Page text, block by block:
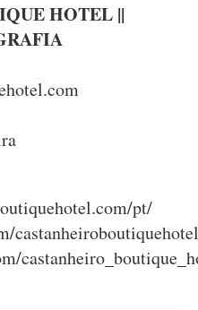
HOTEL ||
pt/